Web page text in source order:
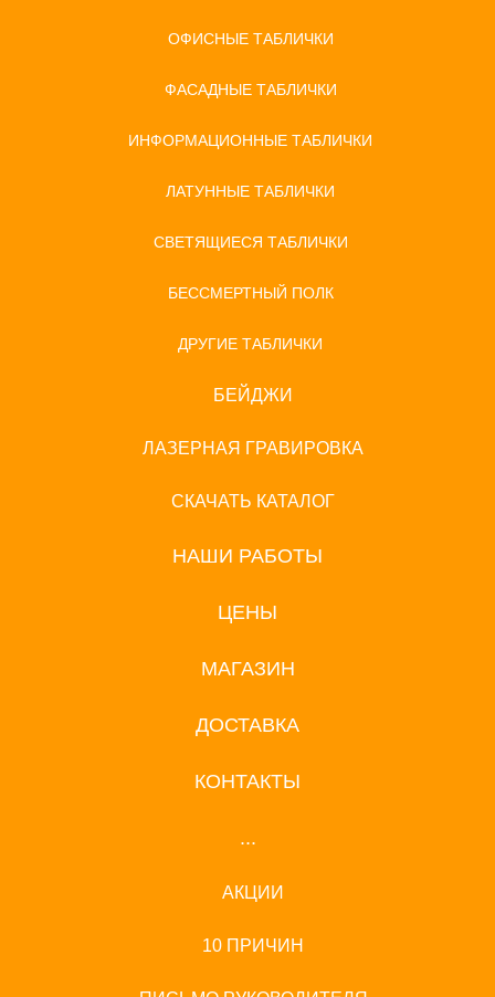
ОФИСНЫЕ ТАБЛИЧКИ
ФАСАДНЫЕ ТАБЛИЧКИ
ИНФОРМАЦИОННЫЕ ТАБЛИЧКИ
ЛАТУННЫЕ ТАБЛИЧКИ
СВЕТЯЩИЕСЯ ТАБЛИЧКИ
БЕССМЕРТНЫЙ ПОЛК
ДРУГИЕ ТАБЛИЧКИ
БЕЙДЖИ
ЛАЗЕРНАЯ ГРАВИРОВКА
СКАЧАТЬ КАТАЛОГ
НАШИ РАБОТЫ
ЦЕНЫ
МАГАЗИН
ДОСТАВКА
КОНТАКТЫ
...
АКЦИИ
10 ПРИЧИН